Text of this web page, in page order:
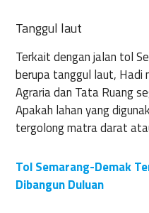
Tanggul laut
Terkait dengan jalan tol
berupa tanggul laut, Hadi
Agraria dan Tata Ruang
Apakah lahan yang
tergolong matra darat
Tol Semarang-Demak
Dibangun Duluan